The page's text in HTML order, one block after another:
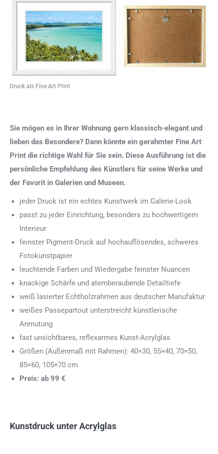
Druck als Fine Art Print
Sie mögen es in Ihrer Wohnung gern klassisch-elegant und
lieben das Besondere? Dann könnte ein gerahmter Fine Art
Print die richtige Wahl für Sie sein. Diese Ausführung ist die
persönliche Empfehlung des Künstlers für seine Werke und
der Favorit in Galerien und Museen.
jeder Druck ist ein echtes Kunstwerk im Galerie-Look
passt zu jeder Einrichtung, besonders zu hochwertigem
Interieur
feinster Pigment-Druck auf hochauflösendes, schweres
Fotokunstpapier
leuchtende Farben und Wiedergabe feinster Nuancen
knackige Schärfe und atemberaubende Detailtiefe
weiß lasierter Echtholzrahmen aus deutscher Manufaktur
weißes Passepartout unterstreicht künstlerische
Anmutung
fast unsichtbares, reflexarmes Kunst-Acrylglas
Größen (Außenmaß mit Rahmen): 40×30, 55×40, 70×50,
85×60, 105×70 cm
Preis: ab 99 €
Kunstdruck unter Acrylglas